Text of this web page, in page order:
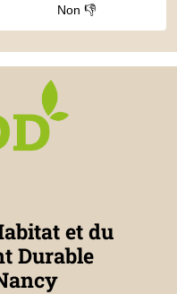
Non 👎
et du
Durable